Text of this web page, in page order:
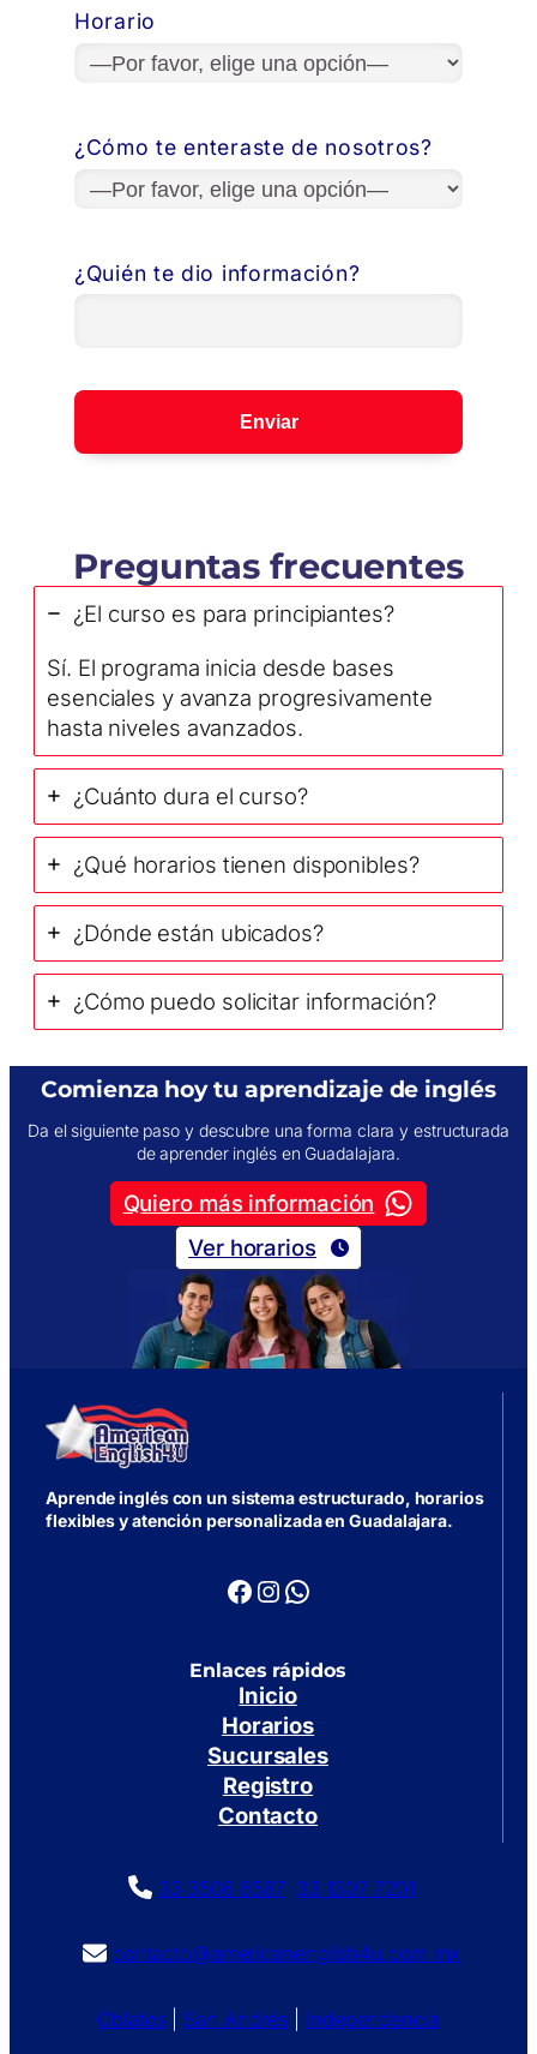
Horario
¿Cómo te enteraste de nosotros?
¿Quién te dio información?
Preguntas frecuentes
¿El curso es para principiantes?
Sí. El programa inicia desde bases
esenciales y avanza progresivamente
hasta niveles avanzados.
¿Cuánto dura el curso?
¿Qué horarios tienen disponibles?
¿Dónde están ubicados?
¿Cómo puedo solicitar información?
Comienza hoy tu aprendizaje de inglés
Da el siguiente paso y descubre una forma clara y estructurada
de aprender inglés en Guadalajara.
Quiero más información
Ver horarios
Aprende inglés con un sistema estructurado, horarios
flexibles y atención personalizada en Guadalajara.
Facebook
Instagram
WhatsApp
Enlaces rápidos
Inicio
Horarios
Sucursales
Registro
Contacto
33 3506 6587 33 1307 7201
contacto@americanenglish4u.com.mx
Oblatos| San Andrés Independencia